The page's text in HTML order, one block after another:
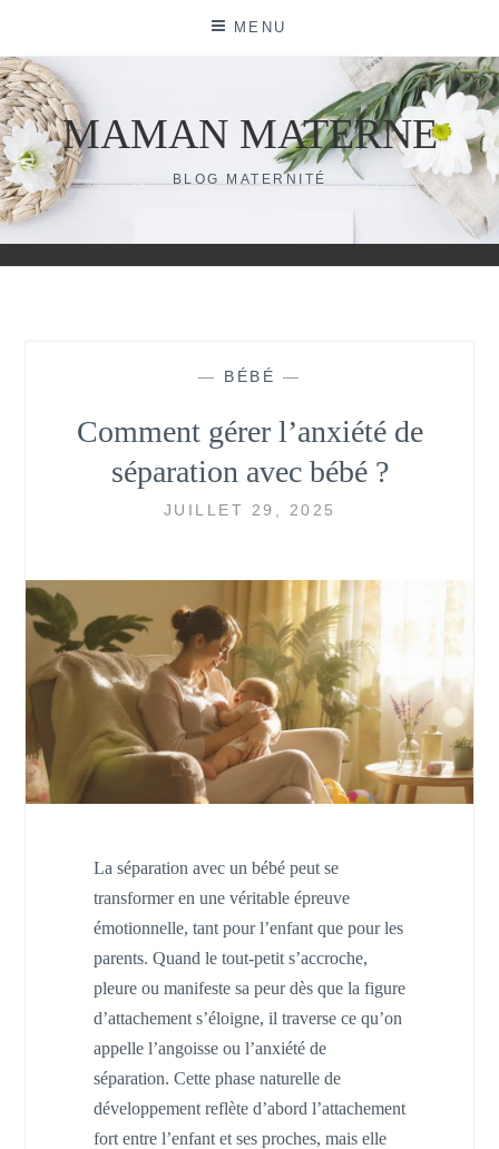
content
MENU
MAMAN MATERNE
BLOG MATERNITÉ
— BÉBÉ —
Comment gérer l’anxiété de
séparation avec bébé ?
JUILLET 29, 2025
La séparation avec un bébé peut se
transformer en une véritable épreuve
émotionnelle, tant pour l’enfant que pour les
parents. Quand le tout-petit s’accroche,
pleure ou manifeste sa peur dès que la figure
d’attachement s’éloigne, il traverse ce qu’on
appelle l’angoisse ou l’anxiété de
séparation. Cette phase naturelle de
développement reflète d’abord l’attachement
fort entre l’enfant et ses proches, mais elle